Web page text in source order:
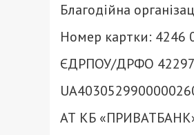
Благодійна
Номер картки: 4246
ЄДРПОУ/ДРФО
АТ КБ